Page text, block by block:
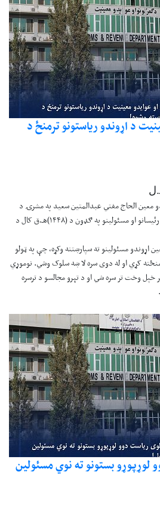
د اړوندو ریاستونو ترمنځ د
معین الحاج مفتي عبدالمتین سعید په مشرۍ د
دغه معینیت د اړوندو ریاستونو د رئیسانو او مسئولینو په ګډون د (۱۴۴۸)هـ.ق کال د
اړوندو مسئولینو ته سپارښتنه وکړه، چې په ټولو
کړي او له دوی سره لا ښه سلوک وشي. نوموړي
خپل وخت تر سره شي او د تېرو مجالسو د ترسره
لوړپوړو بستونو ته نوي مسئولین